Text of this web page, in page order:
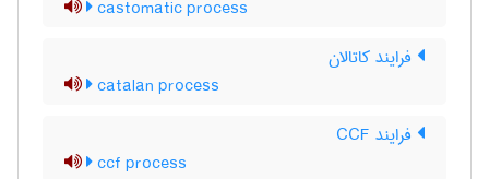
castomatic process
فرایند کاتالان
catalan process
فرایند CCF
ccf process